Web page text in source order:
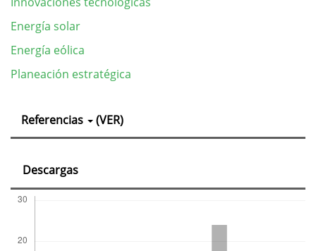
Energía solar
Energía eólica
Planeación estratégica
Detalles
del
artículo
Referencias (VER)
Descargas